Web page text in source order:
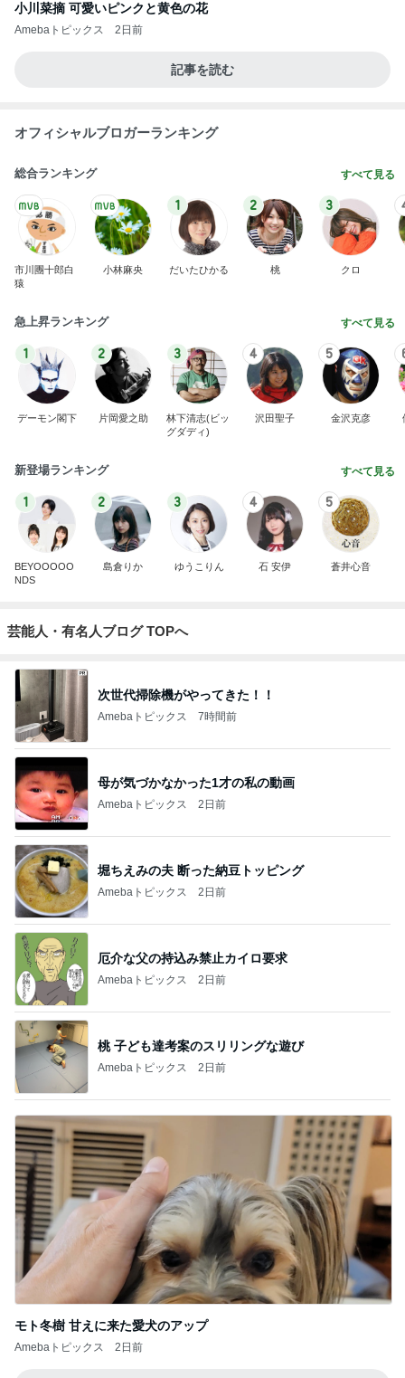
小川菜摘 可愛いピンクと黄色の花
Amebaトピックス 2日前
記事を読む
オフィシャルブロガーランキング
総合ランキング すべて見る
市川團十郎白
猿
小林麻央
1
だいたひかる
2
桃
3
クロ
急上昇ランキング すべて見る
1
デーモン閣下
2
片岡愛之助
3
林下清志(ビッ
グダディ)
4
沢田聖子
5
金沢克彦
新登場ランキング すべて見る
1
BEYOOOOO
NDS
2
島倉りか
3
ゆうこりん
4
石 安伊
5
蒼井心音
芸能人・有名人ブログ TOPへ
次世代掃除機がやってきた！！
Amebaトピックス 7時間前
母が気づかなかった1才の私の動画
Amebaトピックス 2日前
堀ちえみの夫 断った納豆トッピング
Amebaトピックス 2日前
厄介な父の持込み禁止カイロ要求
Amebaトピックス 2日前
桃 子ども達考案のスリリングな遊び
Amebaトピックス 2日前
モト冬樹 甘えに来た愛犬のアップ
Amebaトピックス 2日前